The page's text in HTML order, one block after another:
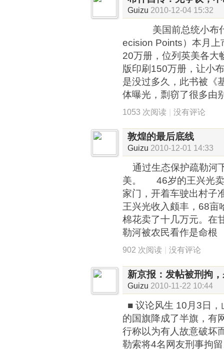
Guizu 2010-12-04 15:32
美国前总统小布什
ecision Points）本月上
20万册，位列英美各大
版印刷150万册，让小
是没过多久，此书被《
体曝光，剽窃了很多由
1053 次阅读 | 没有评论
敦煌的最后底线
Guizu 2010-12-01 14:33
通过生态保护疏勒河
美。 46岁的王兴光卖
家门，开着车驶出村
王兴光收入颇丰，68亩
棉花卖了十几万元。在
勒河被农民看作是命根
902 次阅读 | 没有评论
新京报：发帖被刑拘
Guizu 2010-11-22 10:44
■ 议论风生 10月3日
的国旗降成了半旗，有
行称以为有人故意破坏
勒索将4名网友刑事拘